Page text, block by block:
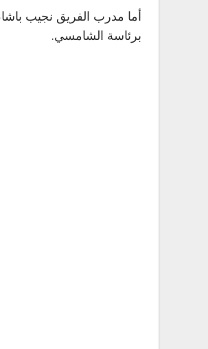
أما مدرب الفريق نجيب
برئاسة الشامسي.